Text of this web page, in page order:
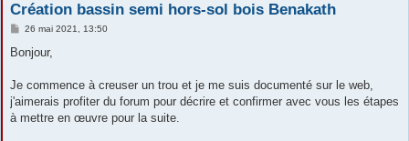
Création bassin semi hors-sol bois Benakath
M
s
g
26 mai 2021, 13:50
Bonjour,
Je commence à creuser un trou et je me suis documenté sur le web,
j'aimerais profiter du forum pour décrire et confirmer avec vous les étapes
à mettre en œuvre pour la suite.